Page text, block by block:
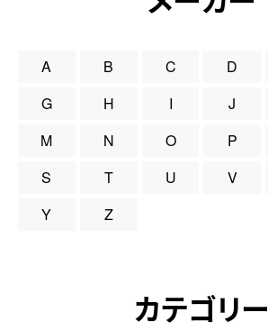
A B C D
G
H I J
M
N O P
S
T U V
Y
Z
カテゴリー